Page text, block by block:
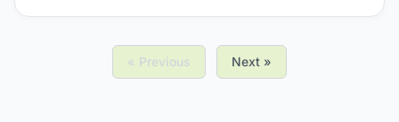
« Previous Next »